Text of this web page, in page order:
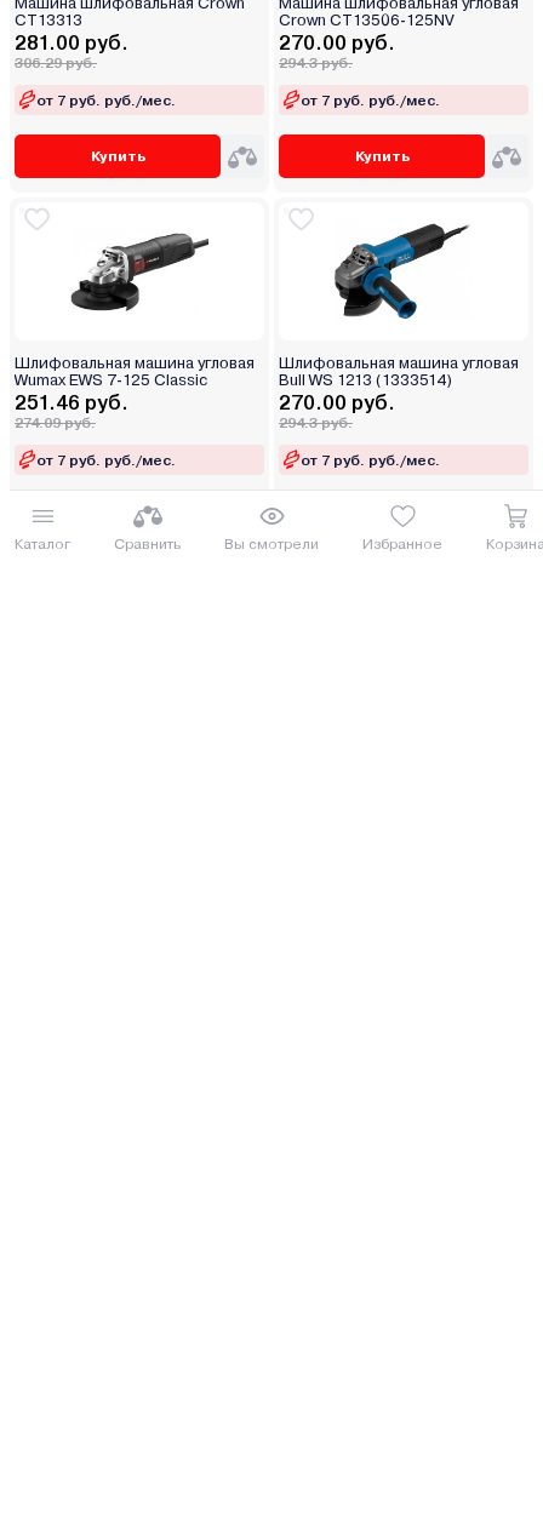
Каталог Сравнить Вы смотрели Избранное
CT13313
281.00 руб.
306.29 руб.
от 7 руб. руб./мес.
Купить
Crown CT13506-125NV
270.00 руб.
294.3 руб.
от 7 руб. руб./мес.
Купить
Шлифовальная машина угловая
Wumax EWS 7-125 Classic
251.46 руб.
274.09 руб.
от 7 руб. руб./мес.
Купить
Шлифовальная машина угловая
Bull WS 1213 (1333514)
270.00 руб.
294.3 руб.
от 7 руб. руб./мес.
Купить